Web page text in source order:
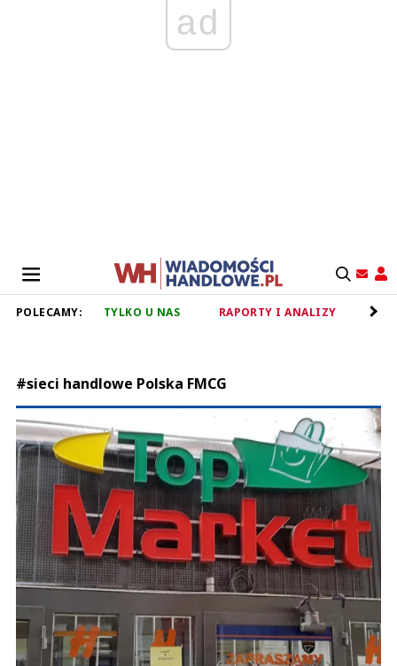
ad
POLECAMY: TYLKO U NAS RAPORTY I ANALIZY
#sieci handlowe Polska FMCG